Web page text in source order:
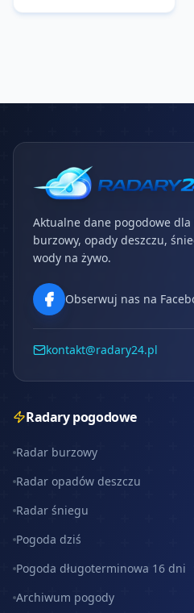
Aktualne dane pogodowe dla
burzowy, opady deszczu,
wody na żywo.
Obserwuj nas na
kontakt@radary24.pl
Radary pogodowe
Radar burzowy
Radar opadów deszczu
Radar śniegu
Pogoda dziś
Pogoda długoterminowa 16 dni
Archiwum pogody